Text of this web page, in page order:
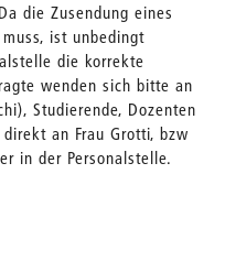
die Zusendung eines
ist unbedingt
die korrekte
wenden sich bitte an
Studierende, Dozenten
an Frau Grotti, bzw
in der Personalstelle.